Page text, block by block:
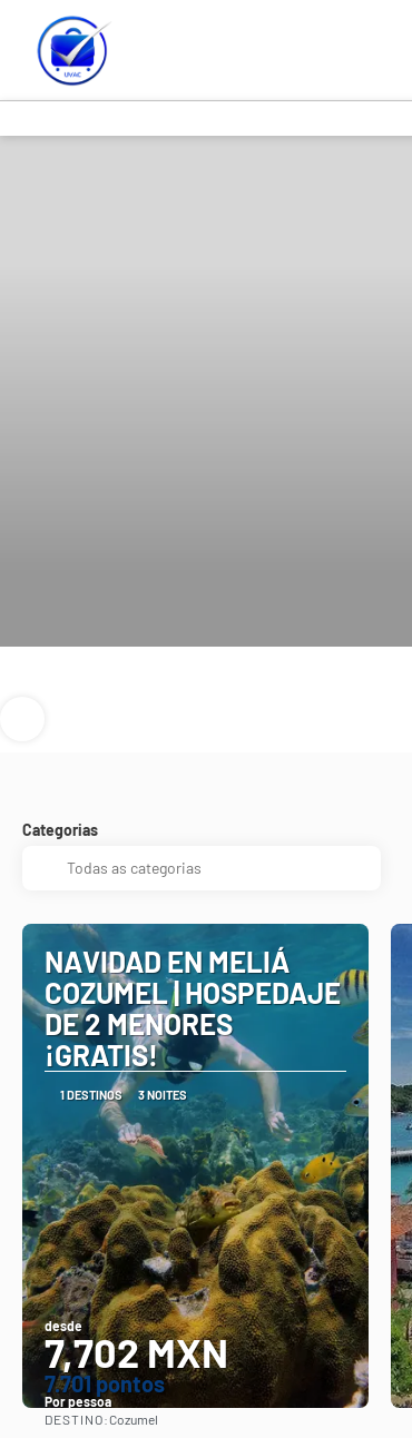
Categorias
NAVIDAD EN MELIÁ
COZUMEL | HOSPEDAJE
DE 2 MENORES
¡GRATIS!
1 DESTINOS 3 NOITES
desde
7,702 MXN
7.701 pontos
Por pessoa
DESTINO:Cozumel